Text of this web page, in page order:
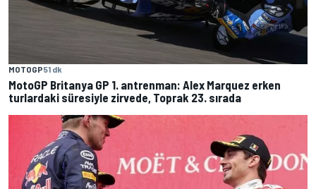
MOTOGP51 dk
MotoGP Britanya GP 1. antrenman: Alex Marquez erken
turlardaki süresiyle zirvede, Toprak 23. sırada